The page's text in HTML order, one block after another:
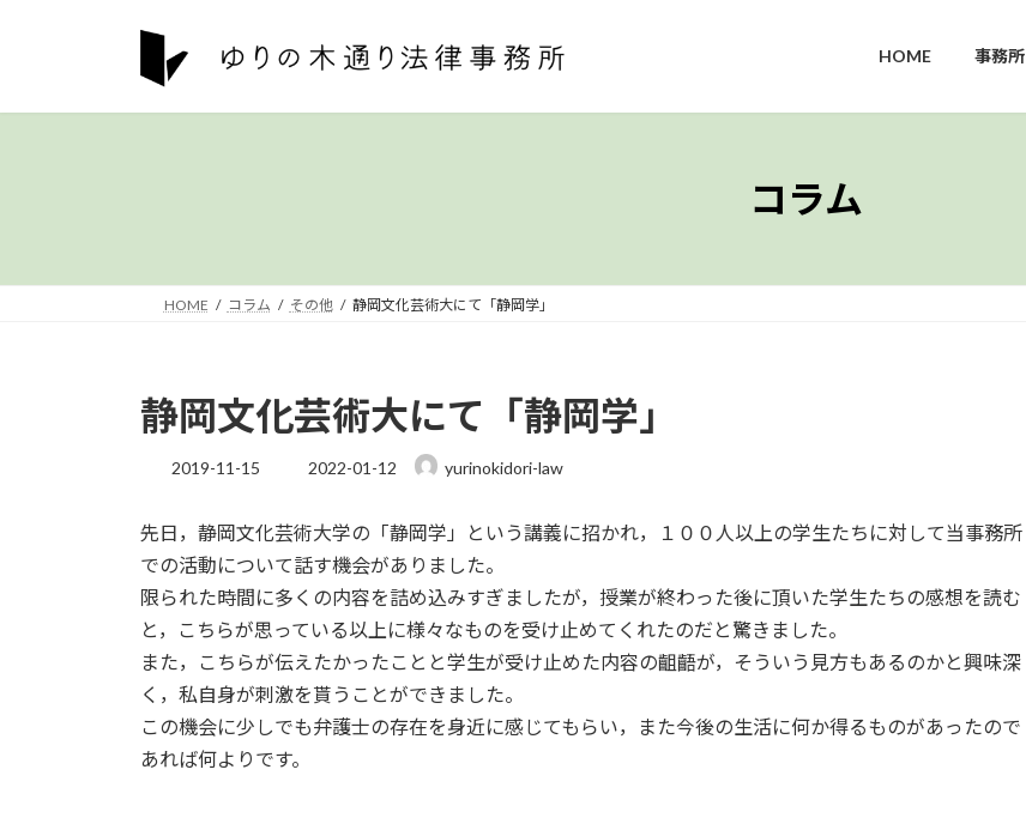
HOME 事務所
コラム
HOME コラム その他 静岡文化芸術大にて「静岡学」
静岡文化芸術大にて「静岡学」
2019-11-15
最
新
日
:
2022-01-12 yurinokidori-law
先日，静岡文化芸術大学の「静岡学」という講義に招かれ，１００人以上の学生たちに対して当事務所
での活動について話す機会がありました。
限られた時間に多くの内容を詰め込みすぎましたが，授業が終わった後に頂いた学生たちの感想を読む
と，こちらが思っている以上に様々なものを受け止めてくれたのだと驚きました。
また，こちらが伝えたかったことと学生が受け止めた内容の齟齬が，そういう見方もあるのかと興味深
く，私自身が刺激を貰うことができました。
この機会に少しでも弁護士の存在を身近に感じてもらい，また今後の生活に何か得るものがあったので
あれば何よりです。